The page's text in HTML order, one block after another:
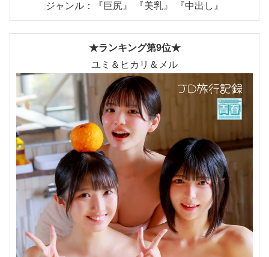
ジャンル：『巨尻』 『美乳』 『中出し』
★ランキング第9位★
ユミ＆ヒカリ＆メル